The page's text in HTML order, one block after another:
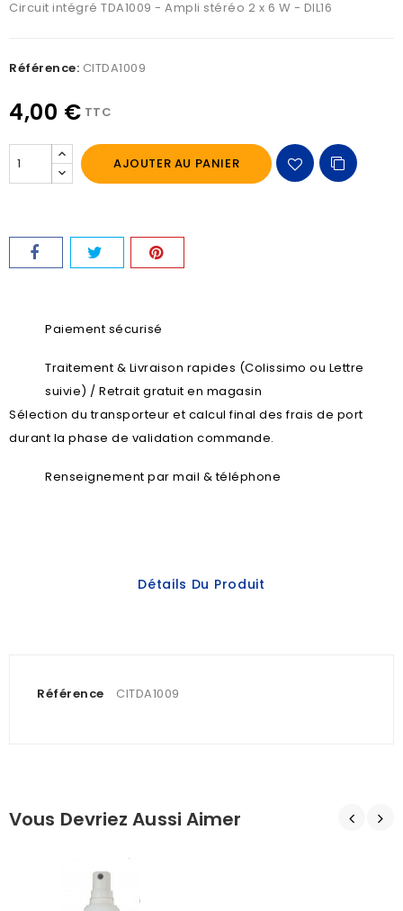
Circuit intégré TDA1009 - Ampli stéréo 2 x 6 W - DIL16
Référence: CITDA1009
4,00 € TTC
AJOUTER AU PANIER
Paiement sécurisé
Traitement & Livraison rapides (Colissimo ou Lettre
suivie) / Retrait gratuit en magasin
Sélection du transporteur et calcul final des frais de port
durant la phase de validation commande.
Renseignement par mail & téléphone
Détails Du Produit
Référence CITDA1009
Vous Devriez Aussi Aimer